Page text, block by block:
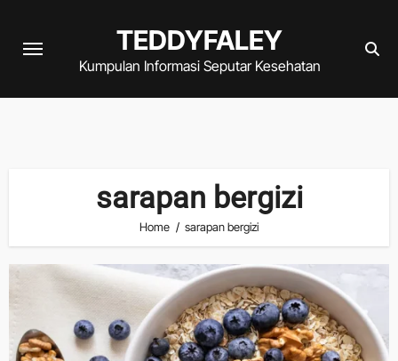
TEDDYFALEY
Kumpulan Informasi Seputar Kesehatan
sarapan bergizi
Home sarapan bergizi